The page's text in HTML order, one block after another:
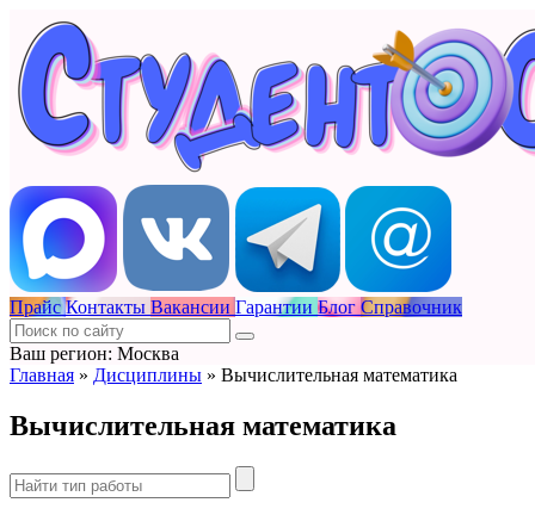
Прайс Контакты Вакансии Гарантии Блог Справочник
Ваш регион: Москва
Главная » Дисциплины » Вычислительная математика
Вычислительная математика